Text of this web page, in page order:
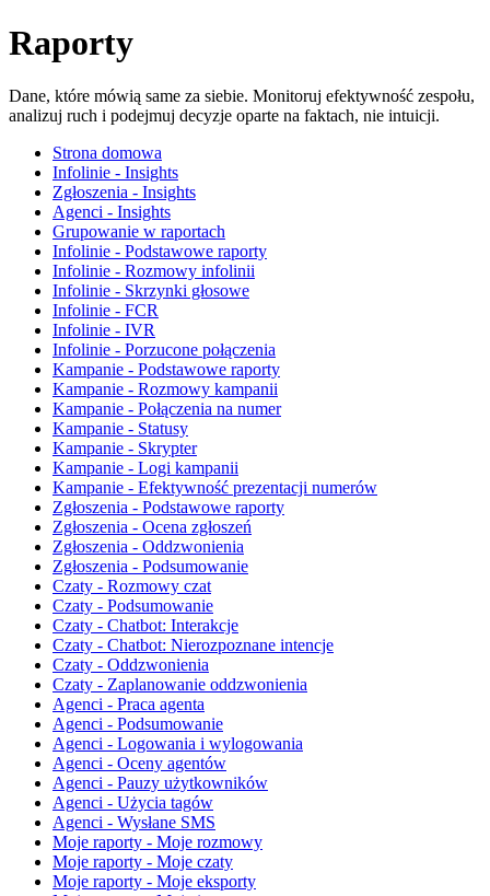
Raporty
Dane, które mówią same za siebie. Monitoruj efektywność zespołu,
analizuj ruch i podejmuj decyzje oparte na faktach, nie intuicji.
Strona domowa
Infolinie - Insights
Zgłoszenia - Insights
Agenci - Insights
Grupowanie w raportach
Infolinie - Podstawowe raporty
Infolinie - Rozmowy infolinii
Infolinie - Skrzynki głosowe
Infolinie - FCR
Infolinie - IVR
Infolinie - Porzucone połączenia
Kampanie - Podstawowe raporty
Kampanie - Rozmowy kampanii
Kampanie - Połączenia na numer
Kampanie - Statusy
Kampanie - Skrypter
Kampanie - Logi kampanii
Kampanie - Efektywność prezentacji numerów
Zgłoszenia - Podstawowe raporty
Zgłoszenia - Ocena zgłoszeń
Zgłoszenia - Oddzwonienia
Zgłoszenia - Podsumowanie
Czaty - Rozmowy czat
Czaty - Podsumowanie
Czaty - Chatbot: Interakcje
Czaty - Chatbot: Nierozpoznane intencje
Czaty - Oddzwonienia
Czaty - Zaplanowanie oddzwonienia
Agenci - Praca agenta
Agenci - Podsumowanie
Agenci - Logowania i wylogowania
Agenci - Oceny agentów
Agenci - Pauzy użytkowników
Agenci - Użycia tagów
Agenci - Wysłane SMS
Moje raporty - Moje rozmowy
Moje raporty - Moje czaty
Moje raporty - Moje eksporty